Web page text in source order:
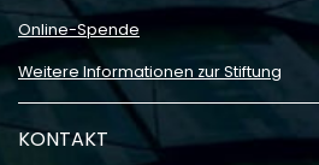
Online-Spende
Weitere Informationen zur Stiftung
KONTAKT